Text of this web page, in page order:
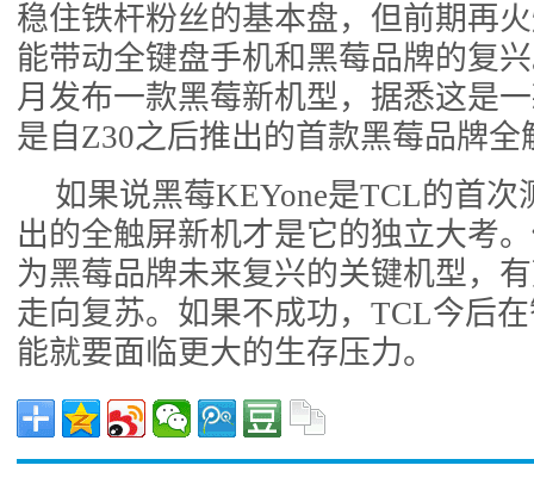
稳住铁杆粉丝的基本盘，但前期再
能带动全键盘手机和黑莓品牌的复
月发布一款黑莓新机型，据悉这是
是自Z30之后推出的首款黑莓品牌全
如果说黑莓KEYone是TCL的首次
出的全触屏新机才是它的独立大考
为黑莓品牌未来复兴的关键机型，
走向复苏。如果不成功，TCL今后
能就要面临更大的生存压力。